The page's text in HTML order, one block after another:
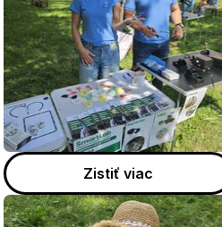
Zistiť viac